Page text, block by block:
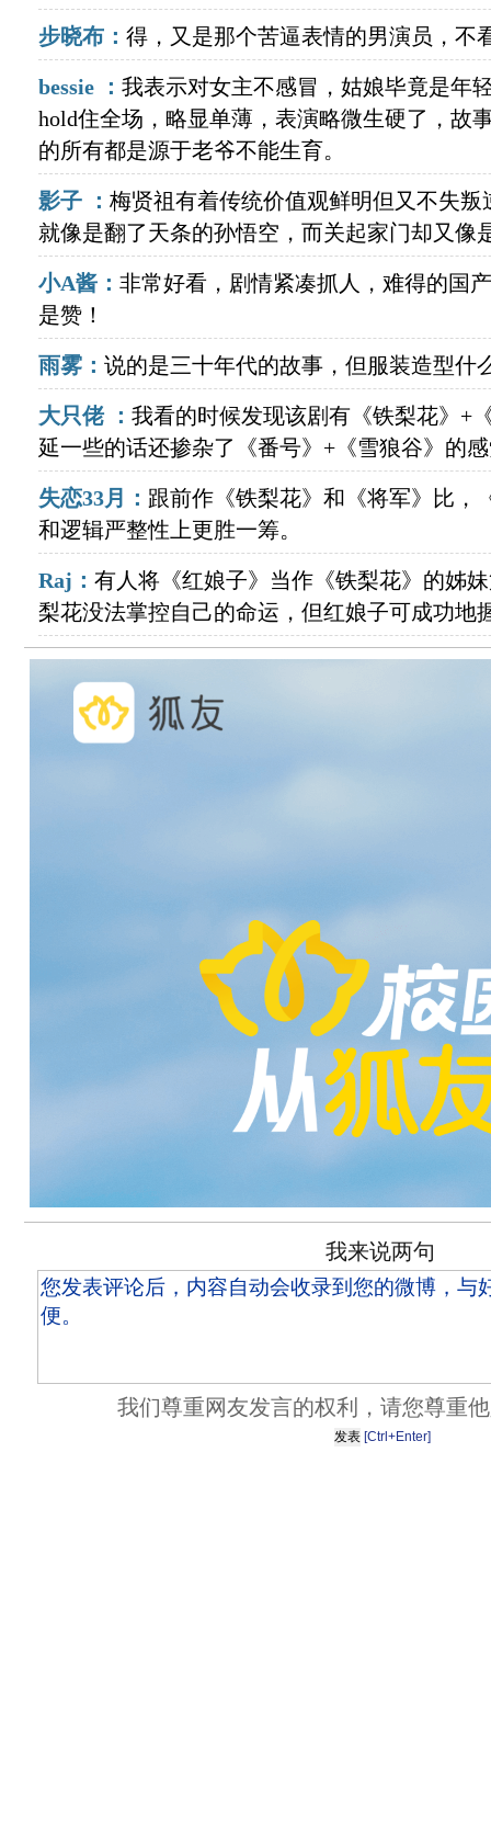
步晓布： 得，又是那个苦逼表情的男演员，不
bessie ： 我表示对女主不感冒，姑娘毕竟是年
hold住全场，略显单薄，表演略微生硬了，故
的所有都是源于老爷不能生育。
影子 ： 梅贤祖有着传统价值观鲜明但又不失
就像是翻了天条的孙悟空，而关起家门却又像
小A酱： 非常好看，剧情紧凑抓人，难得的国
是赞！
雨雾： 说的是三十年代的故事，但服装造型什
大只佬 ： 我看的时候发现该剧有《铁梨花》+
延一些的话还掺杂了《番号》+《雪狼谷》的
失恋33月： 跟前作《铁梨花》和《将军》比，
和逻辑严整性上更胜一筹。
Raj： 有人将《红娘子》当作《铁梨花》的姊
梨花没法掌控自己的命运，但红娘子可成功地
我来说两句
我们尊重网友发言的权利，请您尊重
[Ctrl+Enter]